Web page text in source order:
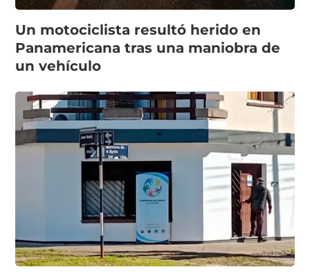
Un motociclista resultó herido en
Panamericana tras una maniobra de
un vehículo